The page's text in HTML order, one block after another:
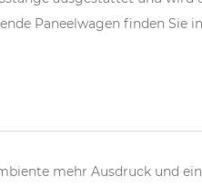
Paneelwagen finden Sie
mehr Ausdruck und